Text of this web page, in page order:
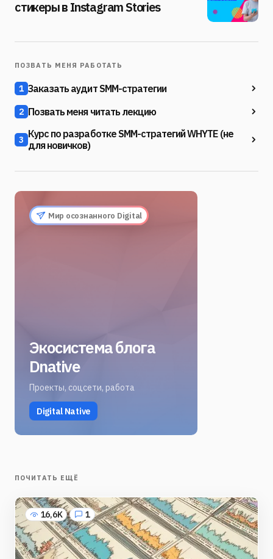
стикеры в Instagram Stories
ПОЗВАТЬ МЕНЯ РАБОТАТЬ
1 Заказать аудит SMM-стратегии
2 Позвать меня читать лекцию
3 Курс по разработке SMM-стратегий WHYTE (не
для новичков)
Мир осознанного Digital
Экосистема блога
Dnative
Проекты, соцсети, работа
Digital Native
ПОЧИТАТЬ ЕЩЁ
16,6K 1